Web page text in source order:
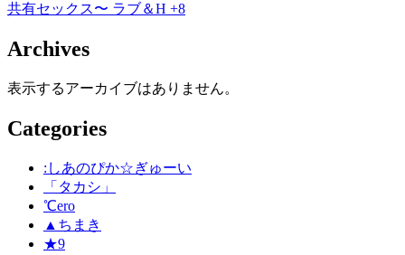
共有セックス〜 ラブ＆H +8
Archives
表示するアーカイブはありません。
Categories
:しあのぴか☆ぎゅーい
「タカシ」
℃ero
▲ちまき
★9